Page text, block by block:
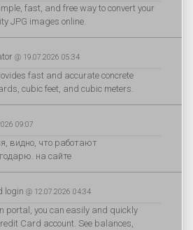
fast, and free way to convert your
JPG images online.
@ 19.07.2026 05:34
fast and accurate concrete
cubic feet, and cubic meters.
09:07
видно, что работают
на сайте
login @ 12.07.2026 04:34
portal, you can easily and quickly
Card account. See balances,